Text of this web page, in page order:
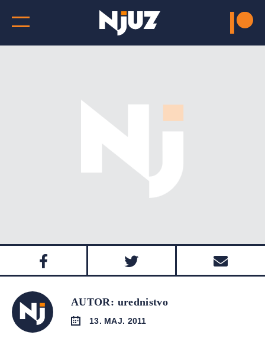
AUTOR: urednistvo
13. MAJ. 2011